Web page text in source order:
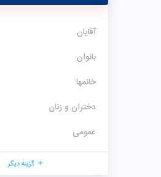
آقایان
بانوان
خانمها
دختران و زنان
عمومی
گزینه دیگر